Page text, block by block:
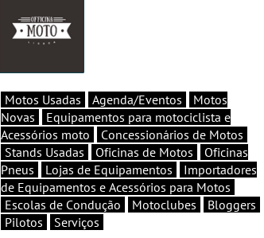
Motos Usadas Agenda/Eventos
Motos
Novas
Equipamentos para motociclista e
Acessórios moto
Concessionários de Motos
Stands Usadas
Oficinas de Motos
Oficinas
Pneus
Lojas de Equipamentos
Importadores
de Equipamentos e Acessórios para Motos
Escolas de Condução
Motoclubes
Bloggers
Pilotos
Serviços